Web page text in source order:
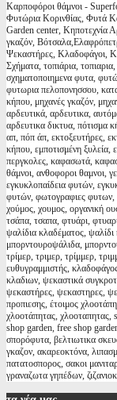
Καρποφόροι θάμνοι -
Φυτώρια Κορινθίας, Φυτά
Garden center, Κηποτεχνία
γκαζόν,
Ψεκαστήρες, Κλαδοφάγοι,
Σχήματα, τοπιάρια,
σχηματοποιημενα φυτα,
φυτωρια πελοπονησσου,
κήπου, μηχανές γκαζόν,
αρδευτικά, αρδευτικα,
αρδευτικα δικτυα, πότισμα
απ, πόπ άπ, εκτοξευτήρες,
κήπου, εμποτισμένη ξυλεία,
περγκολες, καφασωτά,
θάμνοι, ανθοφοροι θαμνοι,
εγκυκλοπαίδεια φυτών,
φυτών, φωτογραφιες
χούμος, χουμος, οργανική
τσάπα, τσαπα, φτυάρι,
ψαλίδια κλαδέματος,
μπορντουροψάλιδα,
τρίμερ, τριμερ, τρίμμερ,
ευθυγραμμιστής,
κλαδιων, ψεκαστικά
ψεκαστήρες, ψεκαστηρες,
προπιεσης, έτοιμος
χλοοτάπητας,
shop garden, free shop
σπορόφυτα, βελτιωτικα
γκαζον, ακαρεοκτόνα,
πατατοσπορος, σακοι
γραναζωτα γηπέδων,